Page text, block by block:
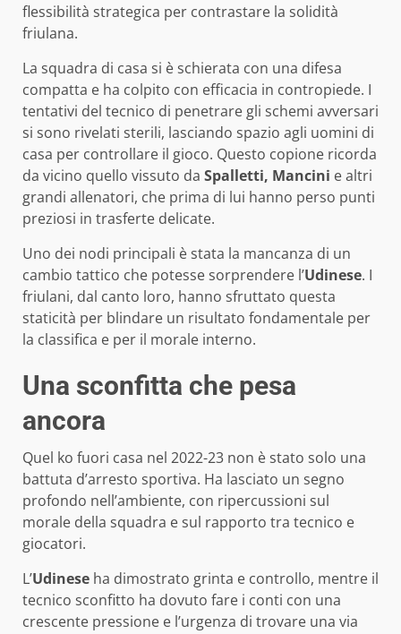
flessibilità strategica per contrastare la solidità
friulana.
La squadra di casa si è schierata con una difesa
compatta e ha colpito con efficacia in contropiede. I
tentativi del tecnico di penetrare gli schemi avversari
si sono rivelati sterili, lasciando spazio agli uomini di
casa per controllare il gioco. Questo copione ricorda
da vicino quello vissuto da Spalletti, Mancini e altri
grandi allenatori, che prima di lui hanno perso punti
preziosi in trasferte delicate.
Uno dei nodi principali è stata la mancanza di un
cambio tattico che potesse sorprendere l’Udinese. I
friulani, dal canto loro, hanno sfruttato questa
staticità per blindare un risultato fondamentale per
la classifica e per il morale interno.
Una sconfitta che pesa
ancora
Quel ko fuori casa nel 2022-23 non è stato solo una
battuta d’arresto sportiva. Ha lasciato un segno
profondo nell’ambiente, con ripercussioni sul
morale della squadra e sul rapporto tra tecnico e
giocatori.
L’Udinese ha dimostrato grinta e controllo, mentre il
tecnico sconfitto ha dovuto fare i conti con una
crescente pressione e l’urgenza di trovare una via